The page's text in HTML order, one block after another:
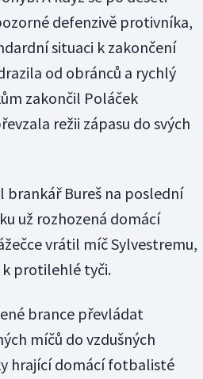
defenzivě protivníka,
situaci k zakončení
od obránců a rychlý
zakončil Poláček
režii zápasu do svých
Bureš na poslední
už rozhozená domácí
vrátil míč Sylvestremu,
k protilehlé tyči.
brance převládat
míčů do vzdušných
hrající domácí fotbalisté